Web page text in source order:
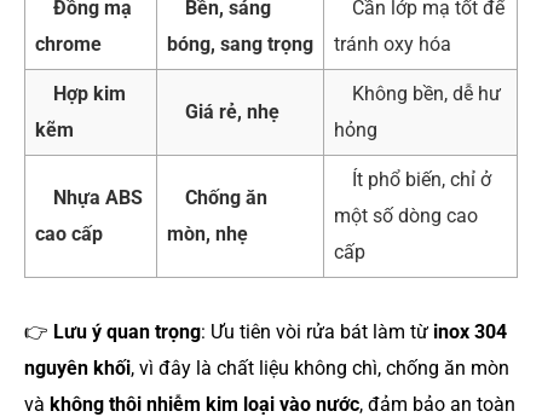
Đồng mạ
chrome
Bền, sáng
bóng, sang trọng
Cần lớp mạ tốt để
tránh oxy hóa
Hợp kim
kẽm
Giá rẻ, nhẹ
Không bền, dễ hư
hỏng
Nhựa ABS
cao cấp
Chống ăn
mòn, nhẹ
Ít phổ biến, chỉ ở
một số dòng cao
cấp
👉 Lưu ý quan trọng: Ưu tiên vòi rửa bát làm từ inox 304
nguyên khối, vì đây là chất liệu không chì, chống ăn mòn
và không thôi nhiễm kim loại vào nước, đảm bảo an toàn